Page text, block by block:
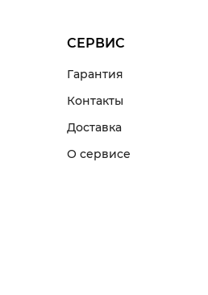
СЕРВИС
Гарантия
Контакты
Доставка
О сервисе